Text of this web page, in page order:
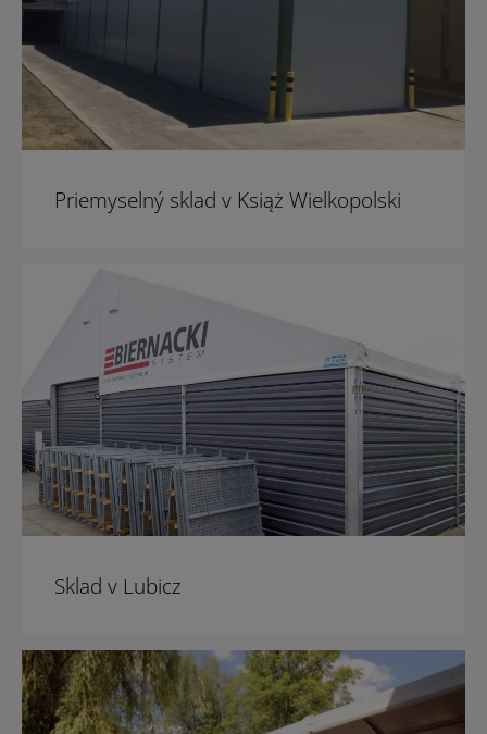
Priemyselný sklad v Książ Wielkopolski
Sklad v Lubicz